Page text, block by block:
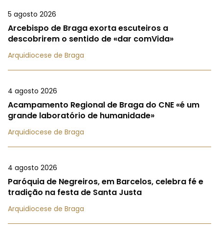
5 agosto 2026
Arcebispo de Braga exorta escuteiros a
descobrirem o sentido de «dar comVida»
Arquidiocese de Braga
4 agosto 2026
Acampamento Regional de Braga do CNE «é um
grande laboratório de humanidade»
Arquidiocese de Braga
4 agosto 2026
Paróquia de Negreiros, em Barcelos, celebra fé e
tradição na festa de Santa Justa
Arquidiocese de Braga